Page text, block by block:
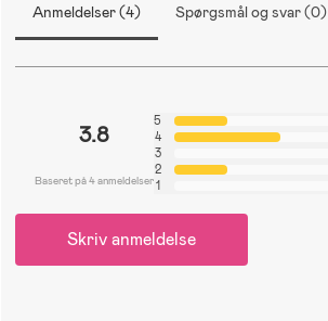
Anmeldelser (4) Spørgsmål og svar (0)
3.8
Baseret på 4 anmeldelser
5
4
3
2
1
Skriv anmeldelse